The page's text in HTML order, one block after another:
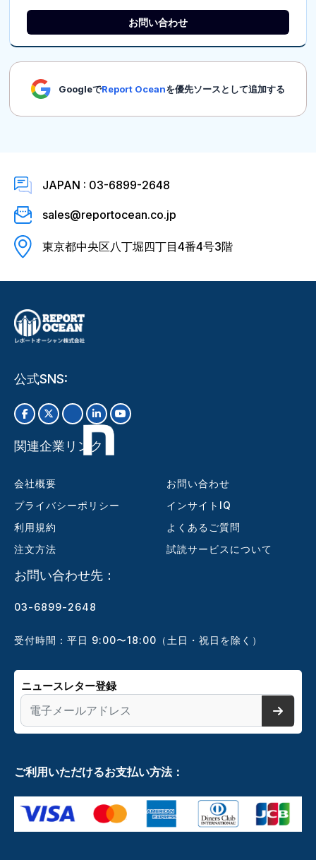
お問い合わせ
GoogleでReport Oceanを優先ソースとして追加する
JAPAN : 03-6899-2648
sales@reportocean.co.jp
東京都中央区八丁堀四丁目4番4号3階
公式SNS:
関連企業リンク
会社概要
プライバシーポリシー
利用規約
注文方法
お問い合わせ
インサイトIQ
よくあるご質問
試読サービスについて
お問い合わせ先：
03-6899-2648
受付時間：平日 9:00〜18:00（土日・祝日を除く）
ニュースレター登録
ご利用いただけるお支払い方法：